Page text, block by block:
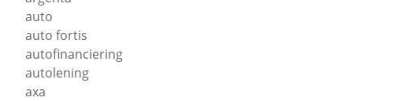
auto
auto fortis
autofinanciering
autolening
axa